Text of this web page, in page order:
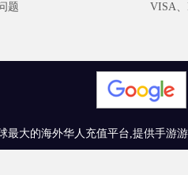
题
VISA、
最大的海外华人充值平台,提供手游